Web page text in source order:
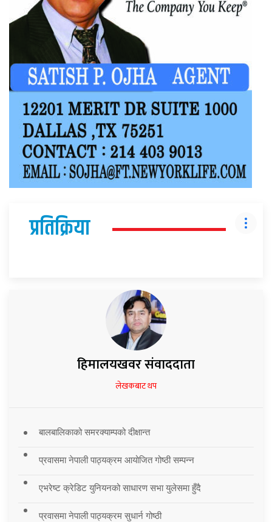
प्रतिक्रिया
हिमालयखवर संवाददाता
लेखकबाट थप
बालबालिकाको समरक्याम्पको दीक्षान्त
प्रवासमा नेपाली पाठ्यक्रम आयोजित गोष्ठी सम्पन्न
एभरेष्ट क्रेडिट युनियनको साधारण सभा युलेसमा हुँदै
प्रवासमा नेपाली पाठ्यक्रम सुधार्न गोष्ठी